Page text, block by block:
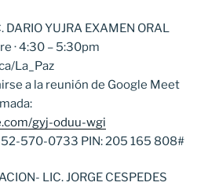
DARIO YUJRA EXAMEN ORAL
· 4:30 – 5:30pm
La_Paz
a la reunión de Google Meet
gyj-oduu-wgi
570-0733‬ PIN: ‪205 165 808‬#
LIC. JORGE CESPEDES